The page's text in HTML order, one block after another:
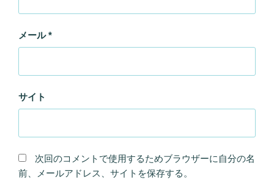
メール*
サイト
次回のコメントで使用するためブラウザーに自分の名
前、メールアドレス、サイトを保存する。